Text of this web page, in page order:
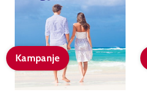
Kampanje